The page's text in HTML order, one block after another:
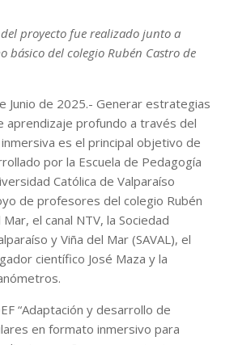
proyecto fue realizado junto a
básico del colegio Rubén Castro de
Junio de 2025.- Generar estrategias
aprendizaje profundo a través del
es el principal objetivo de
por la Escuela de Pedagogía
Católica de Valparaíso
de profesores del colegio Rubén
el canal NTV, la Sociedad
y Viña del Mar (SAVAL), el
científico José Maza y la
“Adaptación y desarrollo de
en formato inmersivo para